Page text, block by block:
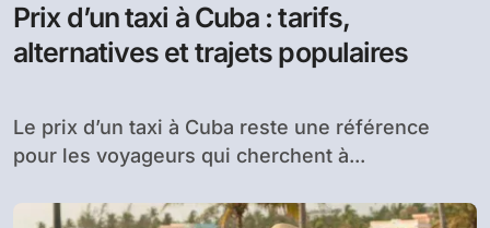
Prix d’un taxi à Cuba : tarifs,
alternatives et trajets populaires
Le prix d’un taxi à Cuba reste une référence
pour les voyageurs qui cherchent à...